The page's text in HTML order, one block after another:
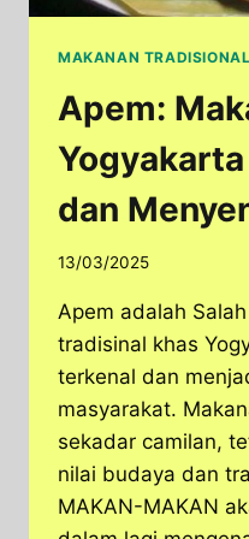
MAKANAN TRADISIONAL
Apem:
dan
13/03/2025
Apem adalah
tradisinal khas
terkenal dan
masyarakat.
sekadar camilan,
nilai budaya dan
MAKAN-MAKAN